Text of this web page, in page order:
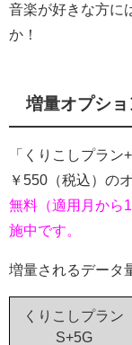
音楽が好きな方に
か！
増量オプシ
「くりこしプラ
￥550（税込）の
無料（適用月から
施中です。
増量されるデータ
くりこしプラン
S+5G